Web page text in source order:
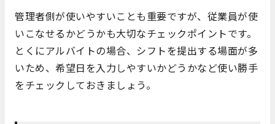
管理者側が使いやすいことも重要ですが、従業員が使
いこなせるかどうかも大切なチェックポイントです。
とくにアルバイトの場合、シフトを提出する場面が多
いため、希望日を入力しやすいかどうかなど使い勝手
をチェックしておきましょう。